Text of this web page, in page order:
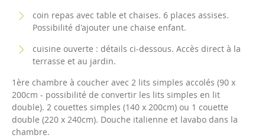
coin repas avec table et chaises. 6 places assises.
Possibilité d'ajouter une chaise enfant.
cuisine ouverte : détails ci-dessous. Accès direct à la
terrasse et au jardin.
1ère chambre à coucher avec 2 lits simples accolés (90 x
200cm - possibilité de convertir les lits simples en lit
double). 2 couettes simples (140 x 200cm) ou 1 couette
double (220 x 240cm). Douche italienne et lavabo dans la
chambre.